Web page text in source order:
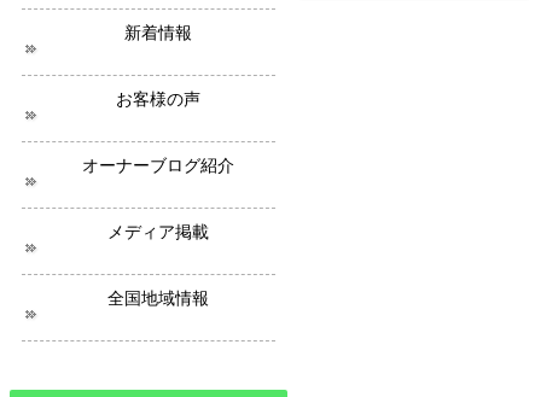
新着情報
お客様の声
オーナーブログ紹介
メディア掲載
全国地域情報